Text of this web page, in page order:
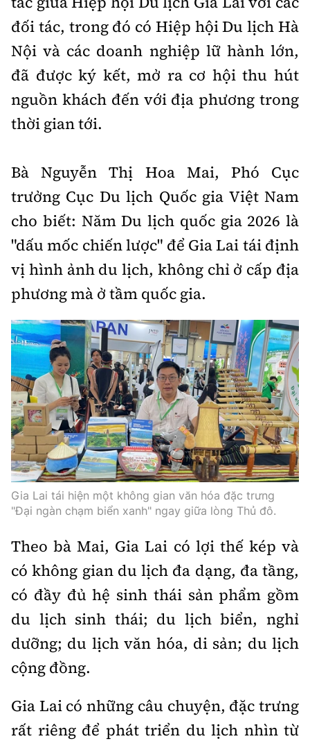
đối tác, trong đó có Hiệp hội Du lịch Hà
Nội và các doanh nghiệp lữ hành lớn,
đã được ký kết, mở ra cơ hội thu hút
nguồn khách đến với địa phương trong
thời gian tới.
Bà Nguyễn Thị Hoa Mai, Phó Cục
trưởng Cục Du lịch Quốc gia Việt Nam
cho biết: Năm Du lịch quốc gia 2026 là
"dấu mốc chiến lược" để Gia Lai tái định
vị hình ảnh du lịch, không chỉ ở cấp địa
phương mà ở tầm quốc gia.
Gia Lai tái hiện một không gian văn hóa đặc trưng
"Đại ngàn chạm biển xanh" ngay giữa lòng Thủ đô.
Theo bà Mai, Gia Lai có lợi thế kép và
có không gian du lịch đa dạng, đa tầng,
có đầy đủ hệ sinh thái sản phẩm gồm
du lịch sinh thái; du lịch biển, nghỉ
dưỡng; du lịch văn hóa, di sản; du lịch
cộng đồng.
Gia Lai có những câu chuyện, đặc trưng
rất riêng để phát triển du lịch nhìn từ